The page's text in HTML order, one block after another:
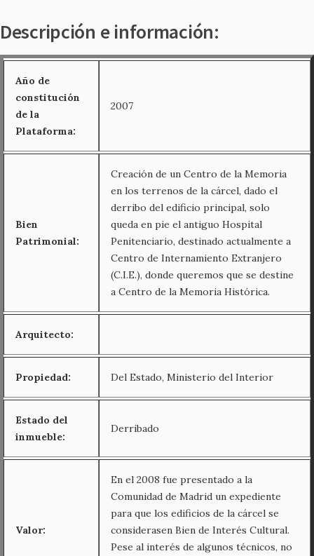
Descripción e información:
Año de
constitución
de la
Plataforma:
2007
Bien
Patrimonial:
Creación de un Centro de la Memoria
en los terrenos de la cárcel, dado el
derribo del edificio principal, solo
queda en pie el antiguo Hospital
Penitenciario, destinado actualmente a
Centro de Internamiento Extranjero
(C.I.E.), donde queremos que se destine
a Centro de la Memoria Histórica.
Arquitecto:
Propiedad: Del Estado, Ministerio del Interior
Estado del
inmueble:
Derribado
Valor:
En el 2008 fue presentado a la
Comunidad de Madrid un expediente
para que los edificios de la cárcel se
considerasen Bien de Interés Cultural.
Pese al interés de algunos técnicos, no